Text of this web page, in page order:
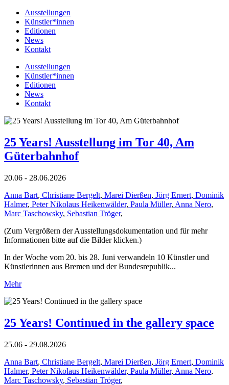
Ausstellungen
Künstler*innen
Editionen
News
Kontakt
Ausstellungen
Künstler*innen
Editionen
News
Kontakt
25 Years! Ausstellung im Tor 40, Am
Güterbahnhof
20.06 - 28.06.2026
Anna Bart, Christiane Bergelt, Marei Dierßen, Jörg Ernert, Dominik
Halmer, Peter Nikolaus Heikenwälder, Paula Müller, Anna Nero,
Marc Taschowsky, Sebastian Tröger,
(Zum Vergrößern der Ausstellungsdokumentation und für mehr
Informationen bitte auf die Bilder klicken.)
In der Woche vom 20. bis 28. Juni verwandeln 10 Künstler und
Künstlerinnen aus Bremen und der Bundesrepublik...
Mehr
25 Years! Continued in the gallery space
25.06 - 29.08.2026
Anna Bart, Christiane Bergelt, Marei Dierßen, Jörg Ernert, Dominik
Halmer, Peter Nikolaus Heikenwälder, Paula Müller, Anna Nero,
Marc Taschowsky, Sebastian Tröger,